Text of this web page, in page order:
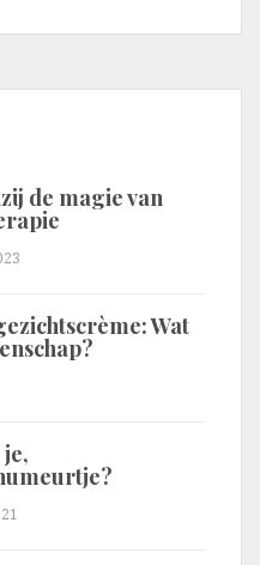
de magie van
Wat